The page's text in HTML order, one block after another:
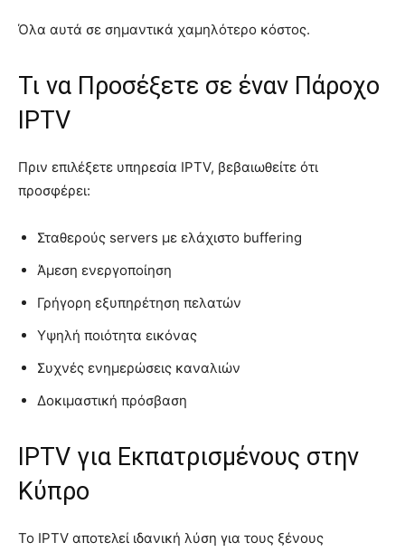
Όλα αυτά σε σημαντικά χαμηλότερο κόστος.
Τι να Προσέξετε σε έναν Πάροχο
IPTV
Πριν επιλέξετε υπηρεσία IPTV, βεβαιωθείτε ότι
προσφέρει:
Σταθερούς servers με ελάχιστο buffering
Άμεση ενεργοποίηση
Γρήγορη εξυπηρέτηση πελατών
Υψηλή ποιότητα εικόνας
Συχνές ενημερώσεις καναλιών
Δοκιμαστική πρόσβαση
IPTV για Εκπατρισμένους στην
Κύπρο
Το IPTV αποτελεί ιδανική λύση για τους ξένους